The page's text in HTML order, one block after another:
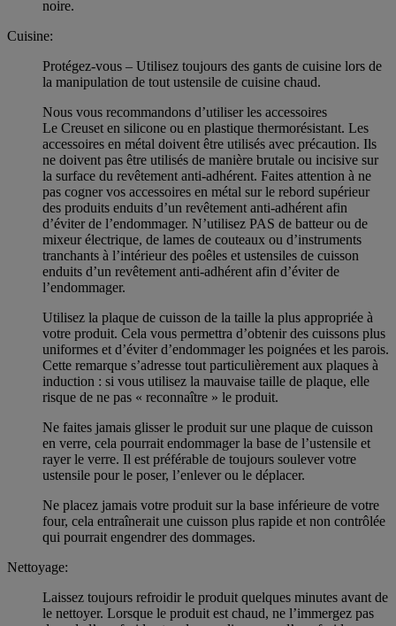
noire.
Cuisine:
Protégez-vous – Utilisez toujours des gants de cuisine lors de
la manipulation de tout ustensile de cuisine chaud.
Nous vous recommandons d’utiliser les accessoires
Le Creuset en silicone ou en plastique thermorésistant. Les
accessoires en métal doivent être utilisés avec précaution. Ils
ne doivent pas être utilisés de manière brutale ou incisive sur
la surface du revêtement anti-adhérent. Faites attention à ne
pas cogner vos accessoires en métal sur le rebord supérieur
des produits enduits d’un revêtement anti-adhérent afin
d’éviter de l’endommager. N’utilisez PAS de batteur ou de
mixeur électrique, de lames de couteaux ou d’instruments
tranchants à l’intérieur des poêles et ustensiles de cuisson
enduits d’un revêtement anti-adhérent afin d’éviter de
l’endommager.
Utilisez la plaque de cuisson de la taille la plus appropriée à
votre produit. Cela vous permettra d’obtenir des cuissons plus
uniformes et d’éviter d’endommager les poignées et les parois.
Cette remarque s’adresse tout particulièrement aux plaques à
induction : si vous utilisez la mauvaise taille de plaque, elle
risque de ne pas « reconnaître » le produit.
Ne faites jamais glisser le produit sur une plaque de cuisson
en verre, cela pourrait endommager la base de l’ustensile et
rayer le verre. Il est préférable de toujours soulever votre
ustensile pour le poser, l’enlever ou le déplacer.
Ne placez jamais votre produit sur la base inférieure de votre
four, cela entraînerait une cuisson plus rapide et non contrôlée
qui pourrait engendrer des dommages.
Nettoyage:
Laissez toujours refroidir le produit quelques minutes avant de
le nettoyer. Lorsque le produit est chaud, ne l’immergez pas